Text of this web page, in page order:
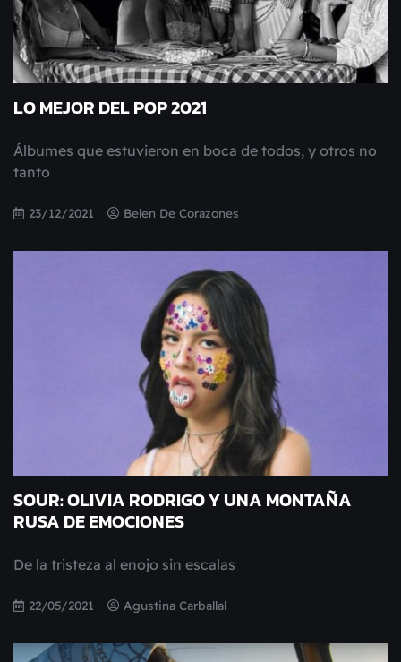
LO MEJOR DEL POP 2021
Álbumes que estuvieron en boca de todos, y otros no
tanto
23/12/2021 Belen De Corazones
SOUR: OLIVIA RODRIGO Y UNA MONTAÑA
RUSA DE EMOCIONES
De la tristeza al enojo sin escalas
22/05/2021 Agustina Carballal